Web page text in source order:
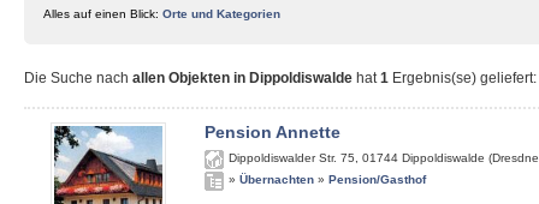
Alles auf einen Blick: Orte und Kategorien
Die Suche nach allen Objekten in Dippoldiswalde hat1 Ergebnis(se) geliefert:
Pension Annette
Dippoldiswalder Str. 75 01744 Dippoldiswalde
» Übernachten » Pension/Gasthof